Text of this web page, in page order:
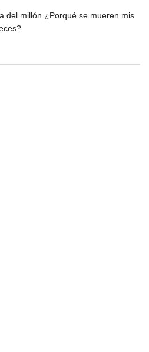
del millón ¿Porqué se mueren mis